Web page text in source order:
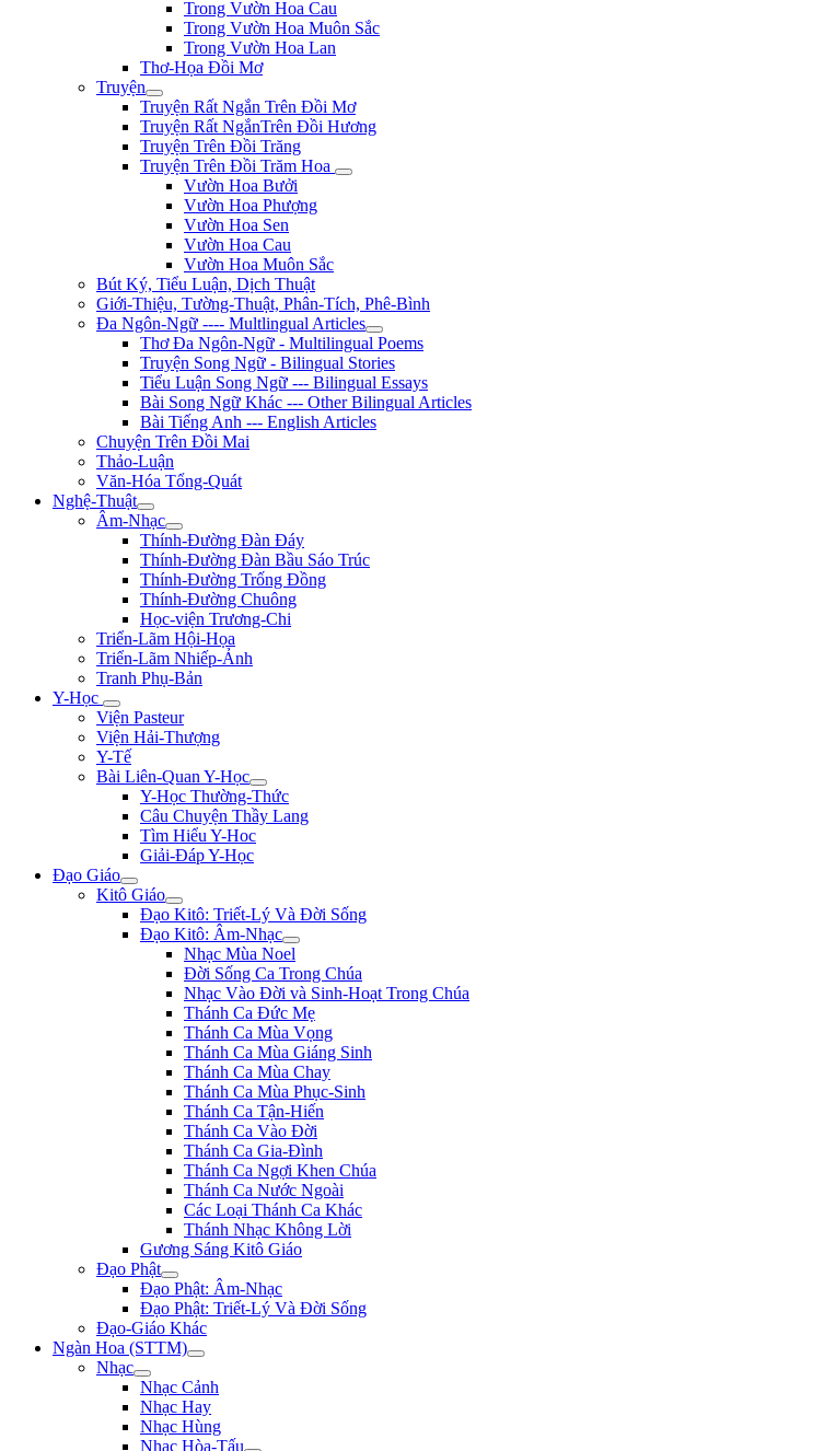
Trong Vườn Hoa Cau
Trong Vườn Hoa Muôn Sắc
Trong Vườn Hoa Lan
Thơ-Họa Đồi Mơ
Truyện
Truyện Rất Ngắn Trên Đồi Mơ
Truyện Rất NgắnTrên Đồi Hương
Truyện Trên Đồi Trăng
Truyện Trên Đồi Trăm Hoa
Vườn Hoa Bưởi
Vườn Hoa Phượng
Vườn Hoa Sen
Vườn Hoa Cau
Vườn Hoa Muôn Sắc
Bút Ký, Tiểu Luận, Dịch Thuật
Giới-Thiệu, Tường-Thuật, Phân-Tích, Phê-Bình
Đa Ngôn-Ngữ ---- Multlingual Articles
Thơ Đa Ngôn-Ngữ - Multilingual Poems
Truyện Song Ngữ - Bilingual Stories
Tiểu Luận Song Ngữ --- Bilingual Essays
Bài Song Ngữ Khác --- Other Bilingual Articles
Bài Tiếng Anh --- English Articles
Chuyện Trên Đồi Mai
Thảo-Luận
Văn-Hóa Tổng-Quát
Nghệ-Thuật
Âm-Nhạc
Thính-Đường Đàn Đáy
Thính-Đường Đàn Bầu Sáo Trúc
Thính-Đường Trống Đồng
Thính-Đường Chuông
Học-viện Trương-Chi
Triển-Lãm Hội-Họa
Triển-Lãm Nhiếp-Ảnh
Tranh Phụ-Bản
Y-Học
Viện Pasteur
Viện Hải-Thượng
Y-Tế
Bài Liên-Quan Y-Học
Y-Học Thường-Thức
Câu Chuyện Thầy Lang
Tìm Hiểu Y-Hoc
Giải-Đáp Y-Học
Đạo Giáo
Kitô Giáo
Đạo Kitô: Triết-Lý Và Đời Sống
Đạo Kitô: Âm-Nhạc
Nhạc Mùa Noel
Đời Sống Ca Trong Chúa
Nhạc Vào Đời và Sinh-Hoạt Trong Chúa
Thánh Ca Đức Mẹ
Thánh Ca Mùa Vọng
Thánh Ca Mùa Giáng Sinh
Thánh Ca Mùa Chay
Thánh Ca Mùa Phục-Sinh
Thánh Ca Tận-Hiến
Thánh Ca Vào Đời
Thánh Ca Gia-Đình
Thánh Ca Ngợi Khen Chúa
Thánh Ca Nước Ngoài
Các Loại Thánh Ca Khác
Thánh Nhạc Không Lời
Gương Sáng Kitô Giáo
Đạo Phật
Đạo Phật: Âm-Nhạc
Đạo Phật: Triết-Lý Và Đời Sống
Đạo-Giáo Khác
Ngàn Hoa (STTM)
Nhạc
Nhạc Cảnh
Nhạc Hay
Nhạc Hùng
Nhạc Hòa-Tấu